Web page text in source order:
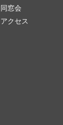
同窓会
アクセス